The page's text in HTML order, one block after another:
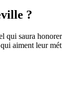
?
saura
aiment leur